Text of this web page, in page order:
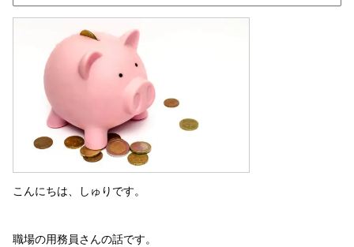
こんにちは、しゅりです。
職場の用務員さんの話です。